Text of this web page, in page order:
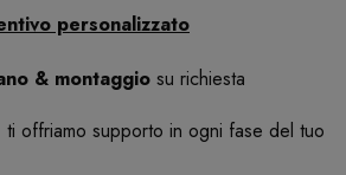
personalizzato
& montaggio su richiesta
ti offriamo supporto in ogni fase del tuo